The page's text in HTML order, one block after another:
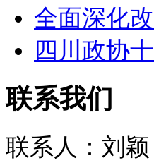
全面深化
四川政协
联系我们
联系人：刘颖